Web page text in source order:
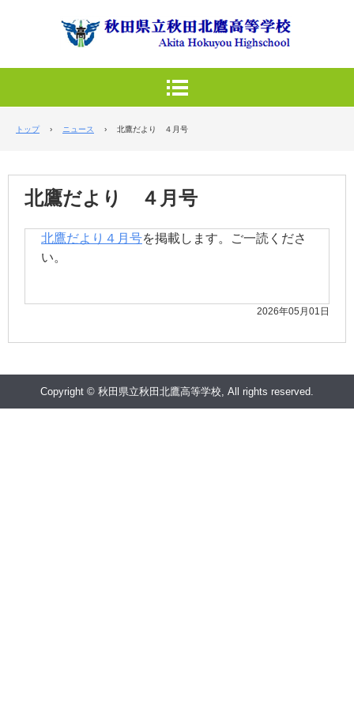
トップ › ニュース › 北鷹だより ４月号
北鷹だより ４月号
北鷹だより４月号を掲載します。ご一読くださ
い。
2026年05月01日
Copyright © 秋田県立秋田北鷹高等学校, All rights reserved.